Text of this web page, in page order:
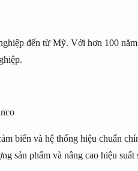
đến từ Mỹ. Với hơn 100
biến và hệ thống hiệu chuẩn
sản phẩm và nâng cao hiệu